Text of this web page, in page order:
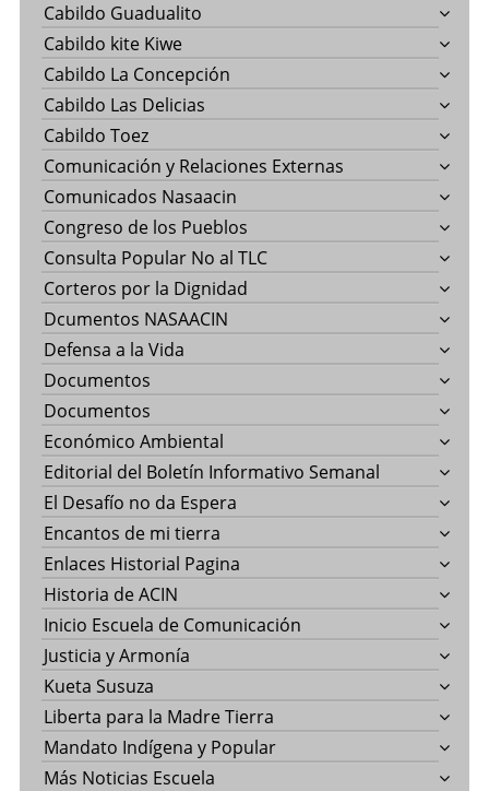
Cabildo Guadualito
Cabildo kite Kiwe
Cabildo La Concepción
Cabildo Las Delicias
Cabildo Toez
Comunicación y Relaciones Externas
Comunicados Nasaacin
Congreso de los Pueblos
Consulta Popular No al TLC
Corteros por la Dignidad
Dcumentos NASAACIN
Defensa a la Vida
Documentos
Documentos
Económico Ambiental
Editorial del Boletín Informativo Semanal
El Desafío no da Espera
Encantos de mi tierra
Enlaces Historial Pagina
Historia de ACIN
Inicio Escuela de Comunicación
Justicia y Armonía
Kueta Susuza
Liberta para la Madre Tierra
Mandato Indígena y Popular
Más Noticias Escuela